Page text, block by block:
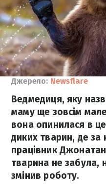
Джерело: Newsflare
Ведмедиця, яку
маму ще зовсім
вона опинилася в
диких тварин, де за
працівник
тварина не забула,
змінив роботу.